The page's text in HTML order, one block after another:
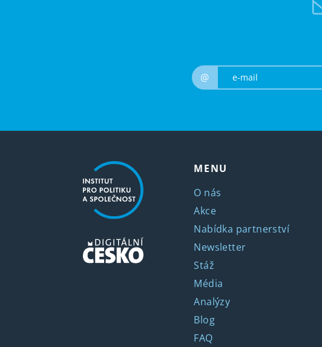
@
MENU
O nás
Akce
Nabídka partnerství
Newsletter
Stáž
Média
Analýzy
Blog
FAQ